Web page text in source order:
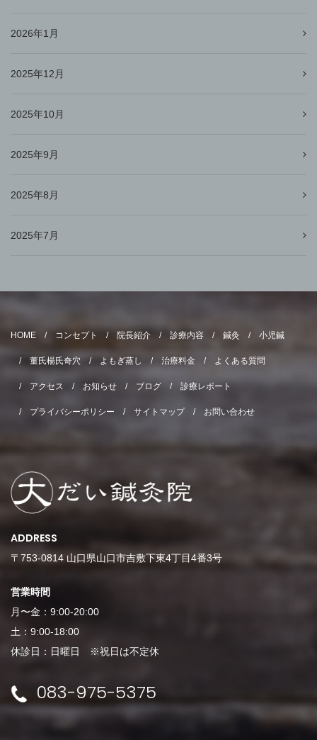
2026年1月
2025年12月
2025年10月
2025年9月
2025年8月
2025年7月
HOME コンセプト 院長紹介 診療内容 鍼灸 小児鍼
董氏楊氏奇穴 よもぎ蒸し 治療料金 よくある質問
アクセス お知らせ ブログ 診療レポート
プライバシーポリシー サイトマップ お問い合わせ
ADDRESS
〒753-0814 山口県山口市吉敷下東4丁目4番3号
営業時間
月〜金：9:00-20:00
土：9:00-18:00
休診日：日曜日 ※祝日は不定休
083-975-5375